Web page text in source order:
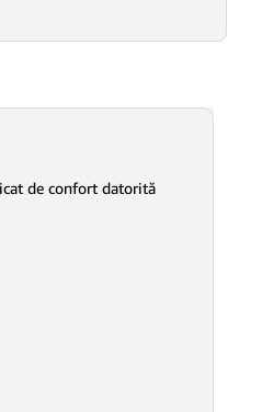
de confort datorită